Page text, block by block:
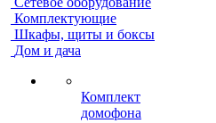
Комплектующие
Шкафы, щиты и боксы
Дом и дача
Комплект
домофона